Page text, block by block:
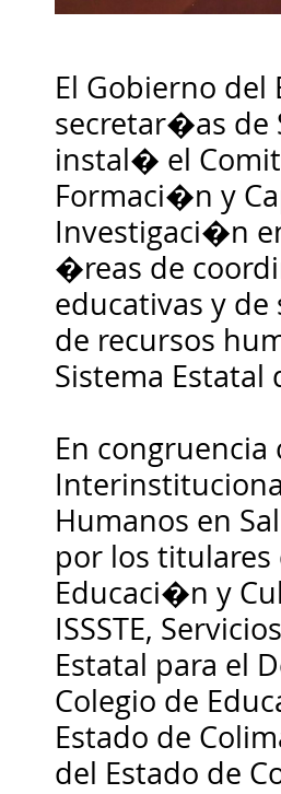
El Gobierno
secretar�as de
instal� el
Formaci�n y
Investigaci�n
�reas de
educativas y
de recursos
Sistema Estatal
En
Humanos en
por los
Educaci�n y
ISSSTE,
Estatal para el
Colegio de
Estado de
del Estado de